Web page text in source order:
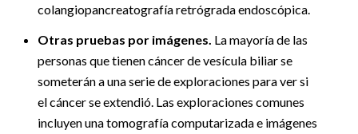
colangiopancreatografía retrógrada endoscópica.
Otras pruebas por imágenes. La mayoría de las
personas que tienen cáncer de vesícula biliar se
someterán a una serie de exploraciones para ver si
el cáncer se extendió. Las exploraciones comunes
incluyen una tomografía computarizada e imágenes